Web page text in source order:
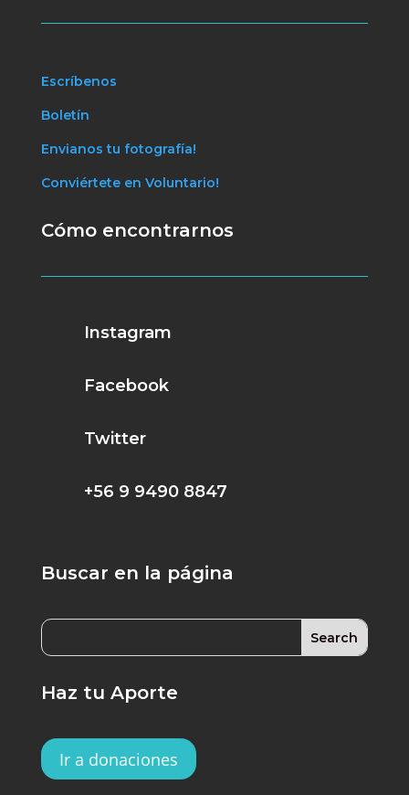
Escríbenos
Boletín
Envianos tu fotografía!
Conviértete en Voluntario!
Cómo encontrarnos
Instagram
Facebook
Twitter
+56 9 9490 8847
Buscar en la página
Haz tu Aporte
Ir a donaciones